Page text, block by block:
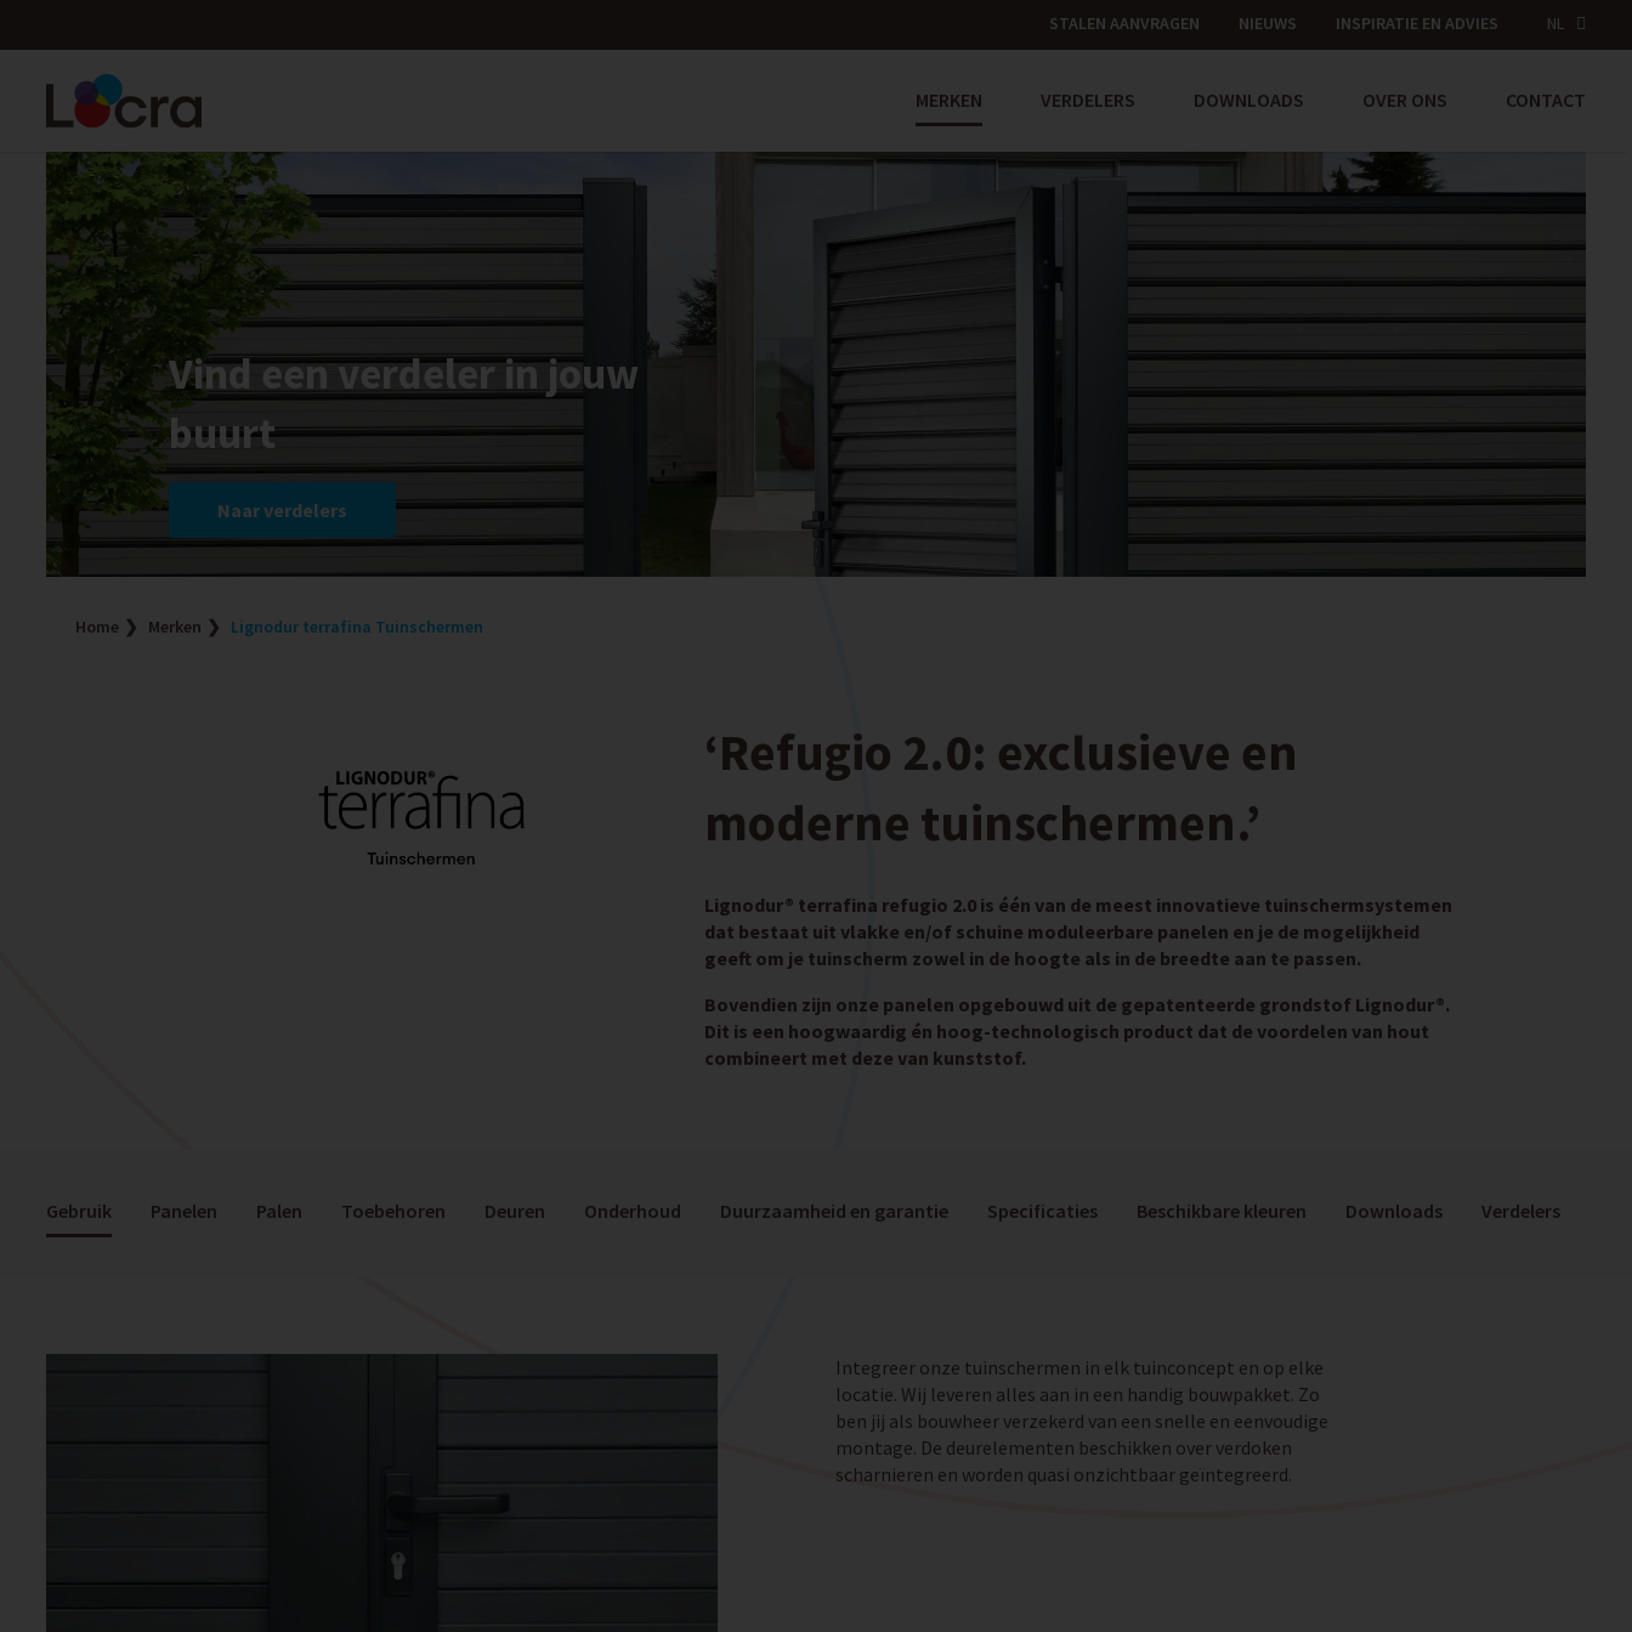
STALEN AANVRAGEN NIEUWS INSPIRATIE EN ADVIES NL
MERKEN VERDELERS DOWNLOADS OVER ONS CONTACT
Vind een verdeler in jouw
buurt
Naar verdelers
Home Merken Lignodur terrafina Tuinschermen
‘Refugio 2.0: exclusieve en
moderne tuinschermen.’
Lignodur® terrafina refugio 2.0 is één van de meest innovatieve tuinschermsystemen
dat bestaat uit vlakke en/of schuine moduleerbare panelen en je de mogelijkheid
geeft om je tuinscherm zowel in de hoogte als in de breedte aan te passen.
Bovendien zijn onze panelen opgebouwd uit de gepatenteerde grondstof Lignodur®.
Dit is een hoogwaardig én hoog-technologisch product dat de voordelen van hout
combineert met deze van kunststof.
Gebruik Panelen Palen Toebehoren Deuren Onderhoud Duurzaamheid en garantie Specificaties Beschikbare kleuren Downloads Verdelers
Integreer onze tuinschermen in elk tuinconcept en op elke
locatie. Wij leveren alles aan in een handig bouwpakket. Zo
ben jij als bouwheer verzekerd van een snelle en eenvoudige
montage. De deurelementen beschikken over verdoken
scharnieren en worden quasi onzichtbaar geïntegreerd.